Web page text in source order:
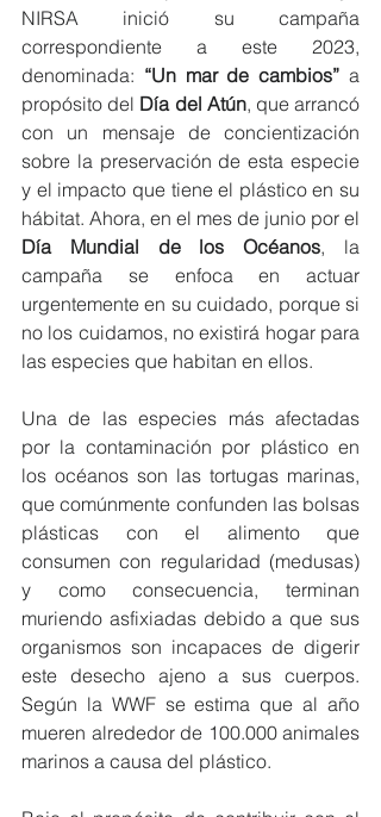
NIRSA inició su campaña
correspondiente a este 2023,
denominada: “Un mar de cambios” a
propósito del Día del Atún, que arrancó
con un mensaje de concientización
sobre la preservación de esta especie
y el impacto que tiene el plástico en su
Día Mundial de los Océanos, la
campaña se enfoca en actuar
urgentemente en su cuidado, porque si
no los cuidamos, no existirá hogar para
las especies que habitan en ellos.
Una de las especies más afectadas
por la contaminación por plástico en
los océanos son las tortugas marinas,
que comúnmente confunden las bolsas
plásticas con el alimento que
consumen con regularidad (medusas)
y como consecuencia, terminan
muriendo asfixiadas debido a que sus
organismos son incapaces de digerir
este desecho ajeno a sus cuerpos.
Según la WWF se estima que al año
mueren alrededor de 100.000 animales
marinos a causa del plástico.